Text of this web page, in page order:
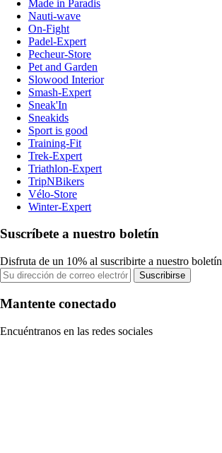
Made in Paradis
Nauti-wave
On-Fight
Padel-Expert
Pecheur-Store
Pet and Garden
Slowood Interior
Smash-Expert
Sneak'In
Sneakids
Sport is good
Training-Fit
Trek-Expert
Triathlon-Expert
TripNBikers
Vélo-Store
Winter-Expert
Suscríbete a nuestro boletín
Disfruta de un 10% al suscribirte a nuestro boletín
Suscribirse
Mantente conectado
Encuéntranos en las redes sociales